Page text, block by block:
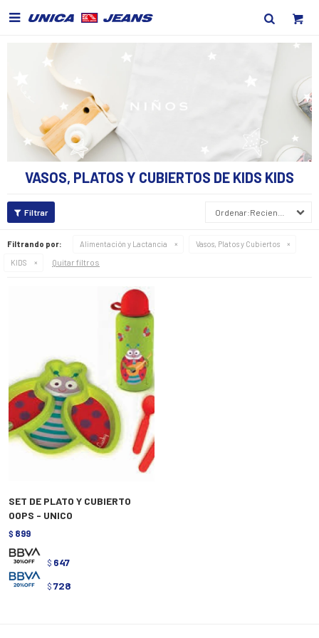

VASOS, PLATOS Y CUBIERTOS DE KIDS KIDS
Recientes
Filtrando por: Alimentación y Lactancia
Vasos, Platos y Cubiertos
KIDS
Quitar filtros
SET DE PLATO Y CUBIERTO
OOPS - UNICO
$ 899
$ 647
$ 728